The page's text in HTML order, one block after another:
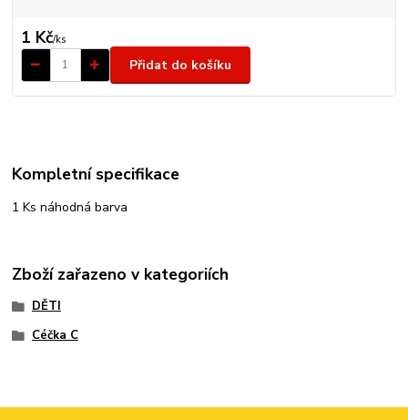
1 Kč/ks
Přidat do košíku
Kompletní specifikace
1 Ks náhodná barva
Zboží zařazeno v kategoriích
DĚTI
Céčka C